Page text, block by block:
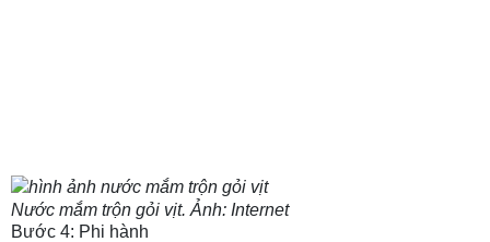
Nước mắm trộn gỏi vịt. Ảnh: Internet
Bước 4: Phi hành